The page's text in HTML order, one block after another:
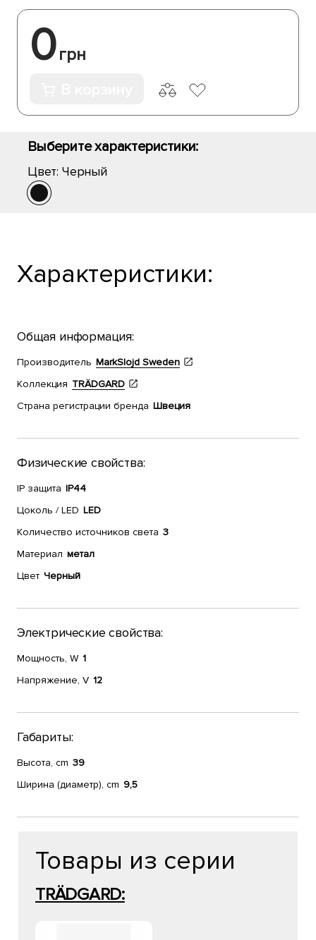
0грн
Выберите характеристики:
Цвет: Черный
Характеристики:
Общая информация:
Производитель MarkSlojd Sweden
Коллекция TRÄDGARD
Страна регистрации бренда Швеция
Физические свойства:
IP защита IP44
Цоколь / LED LED
Количество источников света 3
Материал метал
Цвет Черный
Электрические свойства:
Мощность, W 1
Напряжение, V 12
Габариты:
Высота, cm 39
Ширина (диаметр), cm 9,5
Товары из серии
TRÄDGARD: